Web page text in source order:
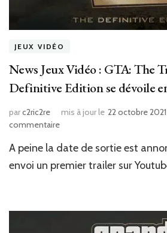
JEUX VIDÉO
News Jeux Vidéo : GTA: The
Definitive Edition se dévoile
parc2ric2re mis à jour le 22 octobre 2021
commentairesur
Jeux
Vidéo
Trilogy
A peine la date de sortie est
envoi un premier trailer sur